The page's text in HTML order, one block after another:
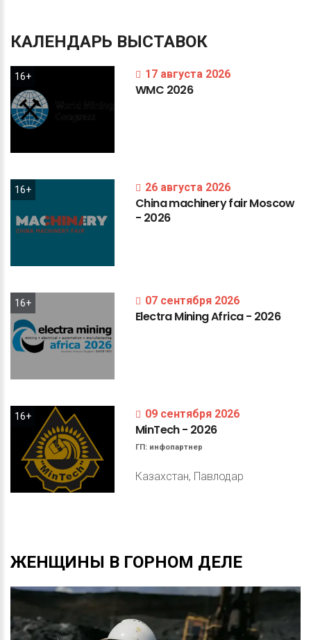
КАЛЕНДАРЬ ВЫСТАВОК
16+ 17 августа 2026
WMC 2026
16+ 26 августа 2026
ChinamachineryfairMoscow
- 2026
16+ 07 сентября 2026
ElectraMiningAfrica- 2026
16+ 09 сентября 2026
MinTech- 2026
ГП: инфопартнер
Казахстан, Павлодар
ЖЕНЩИНЫ В ГОРНОМ ДЕЛЕ